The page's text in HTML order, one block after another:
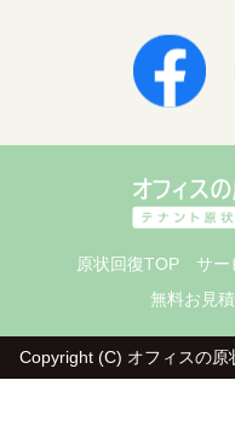
原状回復TOP サー
無料お見
Copyright (C) オフィスの原